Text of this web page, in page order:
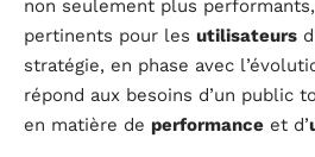
non seulement plus
pertinents pour les utilisateurs
stratégie, en phase avec
répond aux besoins d’un public
en matière de performance et d’